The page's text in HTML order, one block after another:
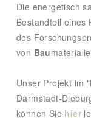
Die energetisch
Bestandteil eines
des
von Bau
Unser Projekt im
Darmstadt-
können Sie hier